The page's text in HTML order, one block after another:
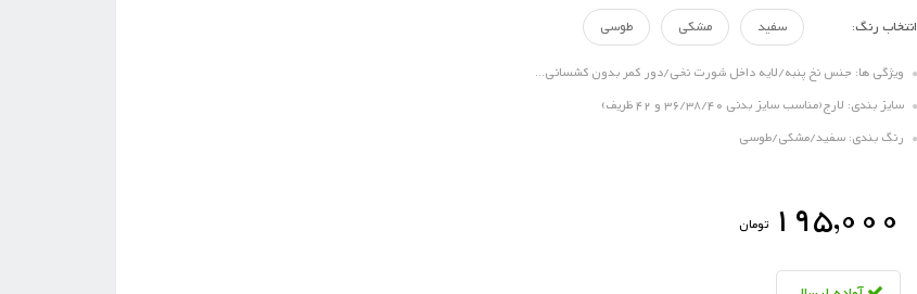
انتخاب رنگ: سفید مشکی طوسی
ویژگی ها: جنس نخ پنبه/لایه داخل شورت نخی/دور کمر بدون کشسانی...
سایز بندی: لارج(مناسب سایز بدنی 36/38/40 و 42 ظریف)
رنگ بندی: سفید/مشکی/طوسی
195,000 تومان